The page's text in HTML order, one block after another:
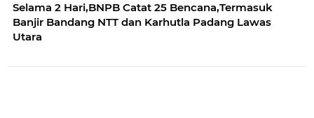
Selama 2 Hari,BNPB Catat 25 Bencana,Termasuk
Banjir Bandang NTT dan Karhutla Padang Lawas
Utara